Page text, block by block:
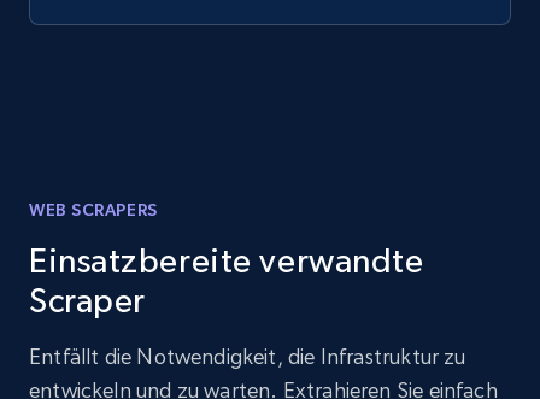
WEB SCRAPERS
Einsatzbereite verwandte
Scraper
Entfällt die Notwendigkeit, die Infrastruktur zu
entwickeln und zu warten. Extrahieren Sie einfach